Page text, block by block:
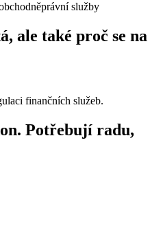
služby
ale také proč se
finančních služeb.
Potřebují radu,